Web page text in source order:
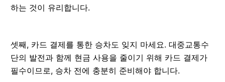
하는 것이 유리합니다.
셋째, 카드 결제를 통한 승차도 잊지 마세요. 대중교통수
단의 발전과 함께 현금 사용을 줄이기 위해 카드 결제가
필수이므로, 승차 전에 충분히 준비해야 합니다.